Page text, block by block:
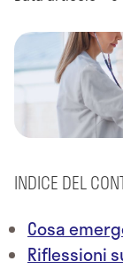
INDICE DEL
Cosa
Riflessioni